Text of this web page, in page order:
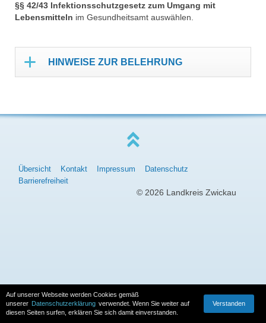
§§ 42/43 Infektionsschutzgesetz zum Umgang mit
Lebensmitteln im Gesundheitsamt auswählen.
HINWEISE ZUR BELEHRUNG
Übersicht Kontakt Impressum
Datenschutz
Barrierefreiheit
© 2026 Landkreis Zwickau
Auf unserer Webseite werden Cookies gemäß
unserer Datenschutzerklärung verwendet. Wenn Sie weiter auf
diesen Seiten surfen, erklären Sie sich damit einverstanden.
Verstanden